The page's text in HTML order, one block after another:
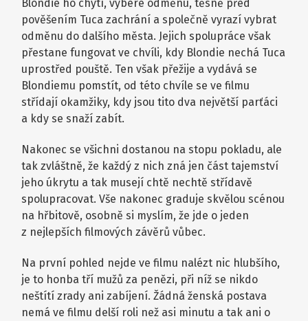
Blondie ho chytí, vybere odměnu, těsně před
pověšením Tuca zachrání a společně vyrazí vybrat
odměnu do dalšího města. Jejich spolupráce však
přestane fungovat ve chvíli, kdy Blondie nechá Tuca
uprostřed pouště. Ten však přežije a vydává se
Blondiemu pomstít, od této chvíle se ve filmu
střídají okamžiky, kdy jsou tito dva největší parťáci
a kdy se snaží zabít.
Nakonec se všichni dostanou na stopu pokladu, ale
tak zvláštně, že každý z nich zná jen část tajemství
jeho úkrytu a tak musejí chtě nechtě střídavě
spolupracovat. Vše nakonec graduje skvělou scénou
na hřbitově, osobně si myslím, že jde o jeden
z nejlepších filmových závěrů vůbec.
Na první pohled nejde ve filmu nalézt nic hlubšího,
je to honba tří mužů za penězi, při níž se nikdo
neštítí zrady ani zabíjení. Žádná ženská postava
nemá ve filmu delší roli než asi minutu a tak ani o